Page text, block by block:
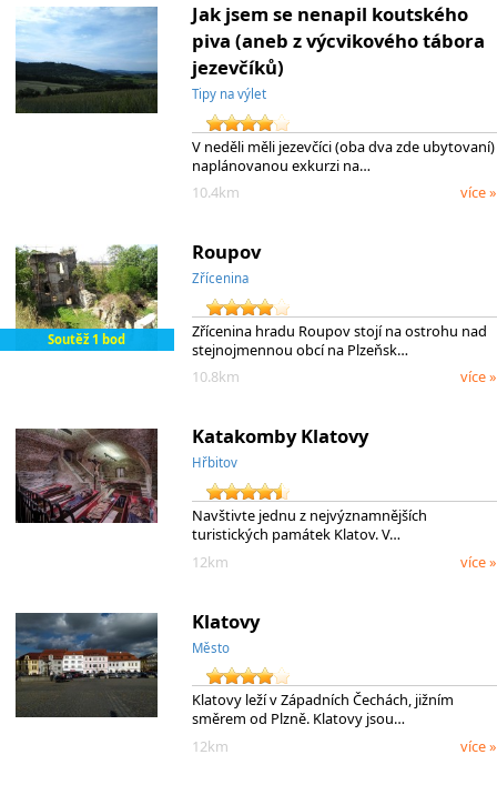
Jak jsem se nenapil koutského
piva (aneb z výcvikového tábora
jezevčíků)
Tipy na výlet
V neděli měli jezevčíci (oba dva zde ubytovaní)
naplánovanou exkurzi na…
10.4km
více »
Soutěž 1 bod
Roupov
Zřícenina
Zřícenina hradu Roupov stojí na ostrohu nad
stejnojmennou obcí na Plzeňsk…
10.8km
více »
Katakomby Klatovy
Hřbitov
Navštivte jednu z nejvýznamnějších
turistických památek Klatov. V…
12km
více »
Klatovy
Město
Klatovy leží v Západních Čechách, jižním
směrem od Plzně. Klatovy jsou…
12km
více »